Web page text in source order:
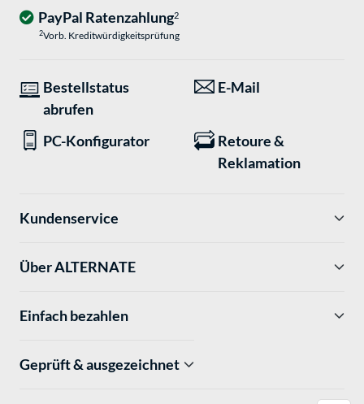
PayPal Ratenzahlung2
2Vorb. Kreditwürdigkeitsprüfung
Bestellstatus
abrufen
E-Mail
PC-Konfigurator
Retoure &
Reklamation
Kundenservice
Über ALTERNATE
Einfach bezahlen
Geprüft & ausgezeichnet